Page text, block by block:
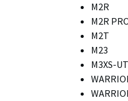
M2R
M2R
M2T
M23
M3XS-UT